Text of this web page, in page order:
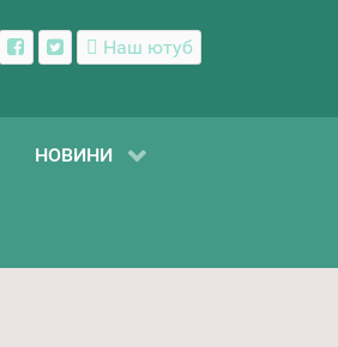
Наш ютуб
НОВИНИ